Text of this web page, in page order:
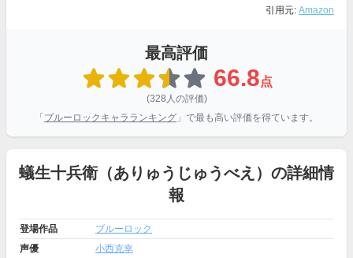
引用元: Amazon
最高評価
66.8点
(328人の評価)
「 ブルーロックキャラランキング 」で最も高い評価を得ています。
蟻生十兵衛（ありゅうじゅうべえ）の詳細情
報
登場作品
ブルーロック
声優
小西克幸